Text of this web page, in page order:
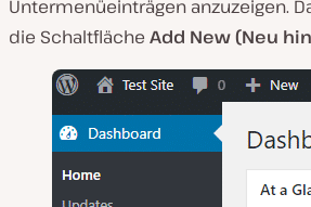
Untermenüeinträgen anzuzeigen.
die Schaltfläche Add New (Neu